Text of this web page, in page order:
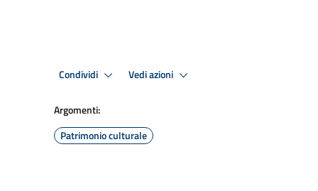
Condividi Vedi azioni
Argomenti:
Patrimonio culturale